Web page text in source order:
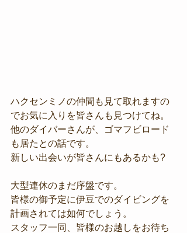
ハクセンミノの仲間も見て取れますの
でお気に入りを皆さんも見つけてね。
他のダイバーさんが、ゴマフビロード
も居たとの話です。
新しい出会いが皆さんにもあるかも?
大型連休のまだ序盤です。
皆様の御予定に伊豆でのダイビングを
計画されては如何でしょう。
スタッフ一同、皆様のお越しをお待ち